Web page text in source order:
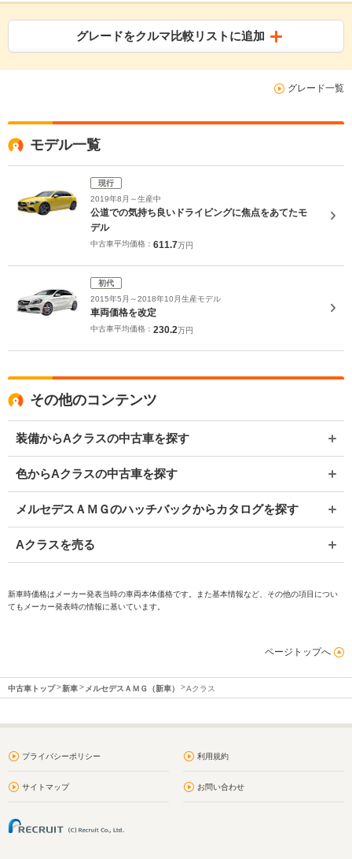
グレードをクルマ比較リストに追加
グレード一覧
モデル一覧
現行
2019年8月～生産中
公道での気持ち良いドライビングに焦点をあてたモ
デル
中古車平均価格： 611.7万円
初代
2015年5月～2018年10月生産モデル
車両価格を改定
中古車平均価格： 230.2万円
その他のコンテンツ
装備からAクラスの中古車を探す
色からAクラスの中古車を探す
メルセデスＡＭＧのハッチバックからカタログを探す
Aクラスを売る
新車時価格はメーカー発表当時の車両本体価格です。また基本情報など、その他の項目につい
てもメーカー発表時の情報に基いています。
ページトップへ
中古車トップ 新車 メルセデスＡＭＧ（新車） Aクラス
プライバシーポリシー 利用規約
サイトマップ お問い合わせ